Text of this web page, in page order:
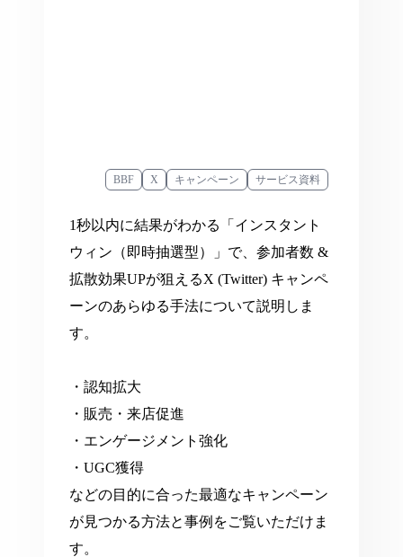
BBF X キャンペーン サービス資料
1秒以内に結果がわかる「インスタント
ウィン（即時抽選型）」で、参加者数 &
拡散効果UPが狙えるX (Twitter) キャンペ
ーンのあらゆる手法について説明しま
す。
・認知拡大
・販売・来店促進
・エンゲージメント強化
・UGC獲得
などの目的に合った最適なキャンペーン
が見つかる方法と事例をご覧いただけま
す。